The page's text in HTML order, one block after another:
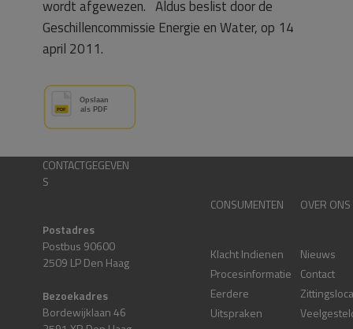
wordt afgewezen. Aldus beslist door de
Geschillencommissie Energie en Water, op 14
april 2011.
CONTACTGEGEVEN
S
Postadres
Postbus 90600
2509 LP Den Haag
Bezoekadres
Bordewijklaan 46
CONSUMENTEN
Klacht Indienen
Procesinformatie
Eerdere
Uitspraken
OVER ONS
Nieuws
Contact